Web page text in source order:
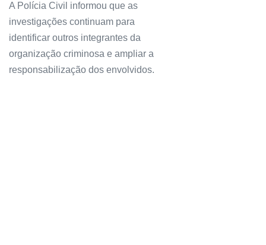
A Polícia Civil informou que as
investigações continuam para
identificar outros integrantes da
organização criminosa e ampliar a
responsabilização dos envolvidos.